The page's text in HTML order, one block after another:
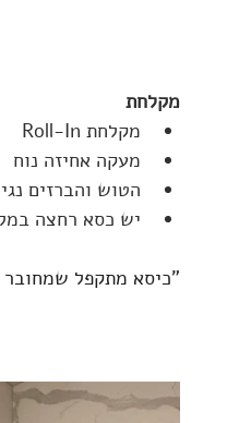
מקלחת
מקלחת Roll-In
מעקה אחיזה נוח
הטוש והברזים
יש כסא רחצה
"כיסא מתקפל